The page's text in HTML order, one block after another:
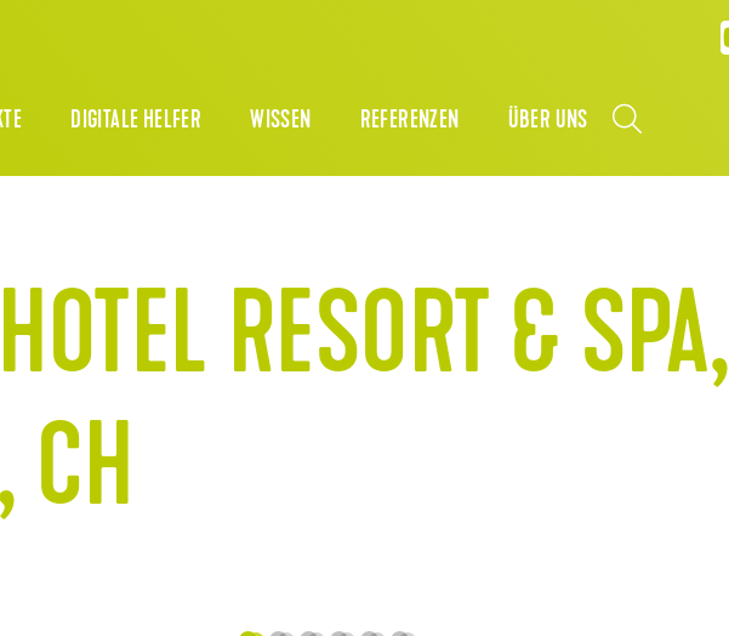
DIGITALE HELFER WISSEN REFERENZEN ÜBER UNS
RESORT & SPA,
CH